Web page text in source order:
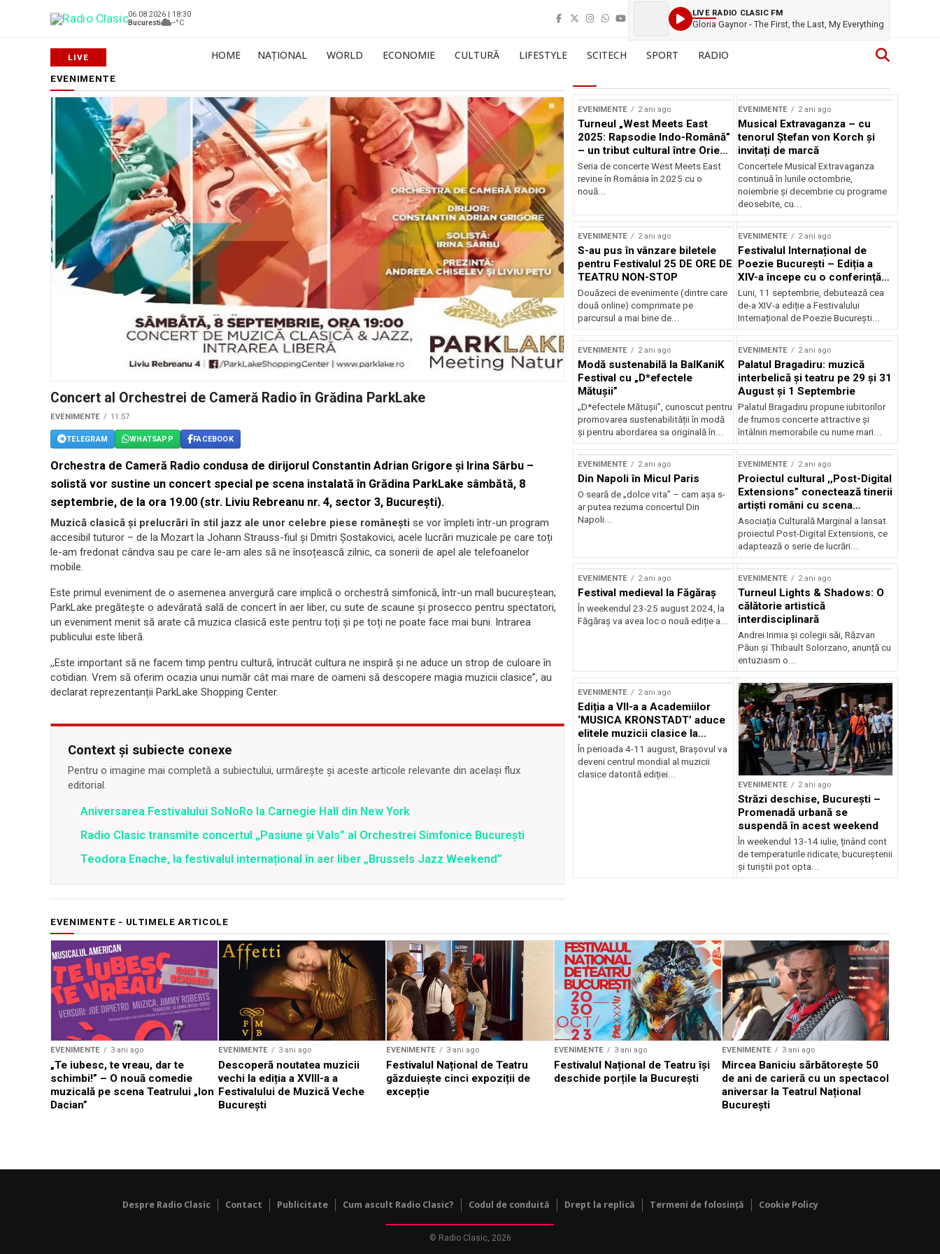
06.08.2026 | 18:30
Bucuresti
--°C
LIVE RADIO CLASIC FM
Gloria Gaynor - The First, the Last, My Everything
HOME NAȚIONAL WORLD ECONOMIE CULTURĂ LIFESTYLE SCITECH SPORT RADIO
EVENIMENTE
Concert al Orchestrei de Cameră Radio în Grădina ParkLake
EVENIMENTE 11:57
TELEGRAM WHATSAPP FACEBOOK
Orchestra de Cameră Radio condusa de dirijorul Constantin Adrian Grigore și Irina Sârbu –
solistă vor sustine un concert special pe scena instalată în Grădina ParkLake sâmbătă, 8
septembrie, de la ora 19.00 (str. Liviu Rebreanu nr. 4, sector 3, București).
Muzică clasică și prelucrări în stil jazz ale unor celebre piese românești se vor împleti într-un program
accesibil tuturor – de la Mozart la Johann Strauss-fiul și Dmitri Șostakovici, acele lucrări muzicale pe care toți
le-am fredonat cândva sau pe care le-am ales să ne însoțească zilnic, ca sonerii de apel ale telefoanelor
mobile.
Este primul eveniment de o asemenea anvergură care implică o orchestră simfonică, într-un mall bucureștean;
ParkLake pregătește o adevărată sală de concert în aer liber, cu sute de scaune și prosecco pentru spectatori,
un eveniment menit să arate că muzica clasică este pentru toți și pe toți ne poate face mai buni. Intrarea
publicului este liberă.
,,Este important să ne facem timp pentru cultură, întrucât cultura ne inspiră și ne aduce un strop de culoare în
cotidian. Vrem să oferim ocazia unui număr cât mai mare de oameni să descopere magia muzicii clasice”, au
declarat reprezentanții ParkLake Shopping Center.
Context și subiecte conexe
Pentru o imagine mai completă a subiectului, urmărește și aceste articole relevante din același flux
editorial.
Aniversarea Festivalului SoNoRo la Carnegie Hall din New York
Radio Clasic transmite concertul „Pasiune și Vals” al Orchestrei Simfonice București
Teodora Enache, la festivalul internațional în aer liber „Brussels Jazz Weekend”
EVENIMENTE 2 ani ago
Turneul „West Meets East
2025: Rapsodie Indo-Română”
– un tribut cultural între Orient
și Occident
Seria de concerte West Meets East
revine în România în 2025 cu o
nouă...
EVENIMENTE 2 ani ago
Musical Extravaganza – cu
tenorul Ștefan von Korch și
invitați de marcă
Concertele Musical Extravaganza
continuă în lunile octombrie,
noiembrie şi decembrie cu programe
deosebite, cu...
EVENIMENTE 2 ani ago
S-au pus în vânzare biletele
pentru Festivalul 25 DE ORE DE
TEATRU NON-STOP
Douăzeci de evenimente (dintre care
două online) comprimate pe
parcursul a mai bine de...
EVENIMENTE 2 ani ago
Festivalul Internațional de
Poezie București – Ediția a
XIV-a începe cu o conferință
despre limba română
susținută de Marco Lucchesi
Luni, 11 septembrie, debutează cea
de-a XIV-a ediție a Festivalului
Internațional de Poezie București...
EVENIMENTE 2 ani ago
Modă sustenabilă la BalKaniK
Festival cu „D*efectele
Mătușii”
„D*efectele Mătușii”, cunoscut pentru
promovarea sustenabilității în modă
și pentru abordarea sa originală în...
EVENIMENTE 2 ani ago
Palatul Bragadiru: muzică
interbelică şi teatru pe 29 şi 31
August şi 1 Septembrie
Palatul Bragadiru propune iubitorilor
de frumos concerte attractive şi
întâlniri memorabile cu nume mari...
EVENIMENTE 2 ani ago
Din Napoli în Micul Paris
O seară de „dolce vita” – cam așa s-
ar putea rezuma concertul Din
Napoli...
EVENIMENTE 2 ani ago
Proiectul cultural ,,Post-Digital
Extensions” conectează tinerii
artiști români cu scena
internațională
Asociația Culturală Marginal a lansat
proiectul Post-Digital Extensions, ce
adaptează o serie de lucrări...
EVENIMENTE 2 ani ago
Festival medieval la Făgăraș
În weekendul 23-25 august 2024, la
Făgăraș va avea loc o nouă ediție a...
EVENIMENTE 2 ani ago
Turneul Lights & Shadows: O
călătorie artistică
interdisciplinară
Andrei Irimia și colegii săi, Răzvan
Păun și Thibault Solorzano, anunță cu
entuziasm o...
EVENIMENTE 2 ani ago
Ediția a VII-a a Academiilor
‘MUSICA KRONSTADT’ aduce
elitele muzicii clasice la
Brașov
În perioada 4-11 august, Brașovul va
deveni centrul mondial al muzicii
clasice datorită ediției...
EVENIMENTE 2 ani ago
Străzi deschise, București –
Promenadă urbană se
suspendă în acest weekend
În weekendul 13-14 iulie, ținând cont
de temperaturile ridicate, bucureștenii
și turiștii pot opta...
EVENIMENTE - ULTIMELE ARTICOLE
EVENIMENTE 3 ani ago
„Te iubesc, te vreau, dar te
schimbi!” – O nouă comedie
muzicală pe scena Teatrului „Ion
Dacian”
EVENIMENTE 3 ani ago
Descoperă noutatea muzicii
vechi la ediția a XVIII-a a
Festivalului de Muzică Veche
București
EVENIMENTE 3 ani ago
Festivalul Național de Teatru
găzduiește cinci expoziții de
excepție
EVENIMENTE 3 ani ago
Festivalul Național de Teatru își
deschide porțile la București
EVENIMENTE 3 ani ago
Mircea Baniciu sărbătorește 50
de ani de carieră cu un spectacol
aniversar la Teatrul Național
București
Despre Radio Clasic Contact Publicitate Cum ascult Radio Clasic? Codul de conduită Drept la replică Termeni de folosință Cookie Policy
© Radio Clasic, 2026